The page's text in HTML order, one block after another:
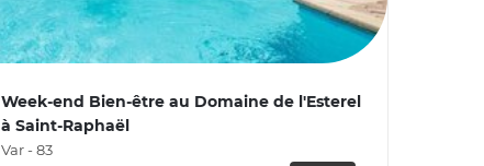
Week-end Bien-être au Domaine de l'Esterel
à Saint-Raphaël
Var - 83